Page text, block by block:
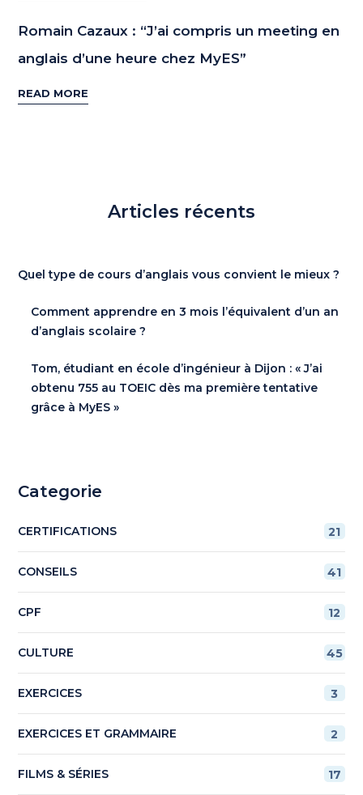
Romain Cazaux : “J’ai compris un meeting en
anglais d’une heure chez MyES”
READ MORE
Articles récents
Quel type de cours d’anglais vous convient le mieux ?
Comment apprendre en 3 mois l’équivalent d’un an
d’anglais scolaire ?
Tom, étudiant en école d’ingénieur à Dijon : « J’ai
obtenu 755 au TOEIC dès ma première tentative
grâce à MyES »
Categorie
CERTIFICATIONS 21
CONSEILS 41
CPF 12
CULTURE 45
EXERCICES 3
EXERCICES ET GRAMMAIRE 2
FILMS & SÉRIES 17